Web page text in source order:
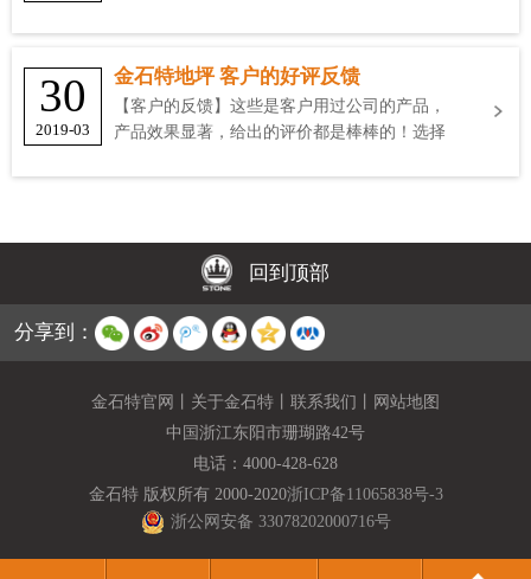
30
2019-03
金石特地坪 客户的好评反馈
【客户的反馈】这些是客户用过公司的产品，
产品效果显著，给出的评价都是棒棒的！选择
回到顶部
分享到：
金石特官网 关于金石特 联系我们
网站地图
中国浙江东阳市珊瑚路42号
电话： 4000-428-628
金石特 版权所有 2000-2020浙ICP备11065838号-3
浙公网安备 33078202000716号